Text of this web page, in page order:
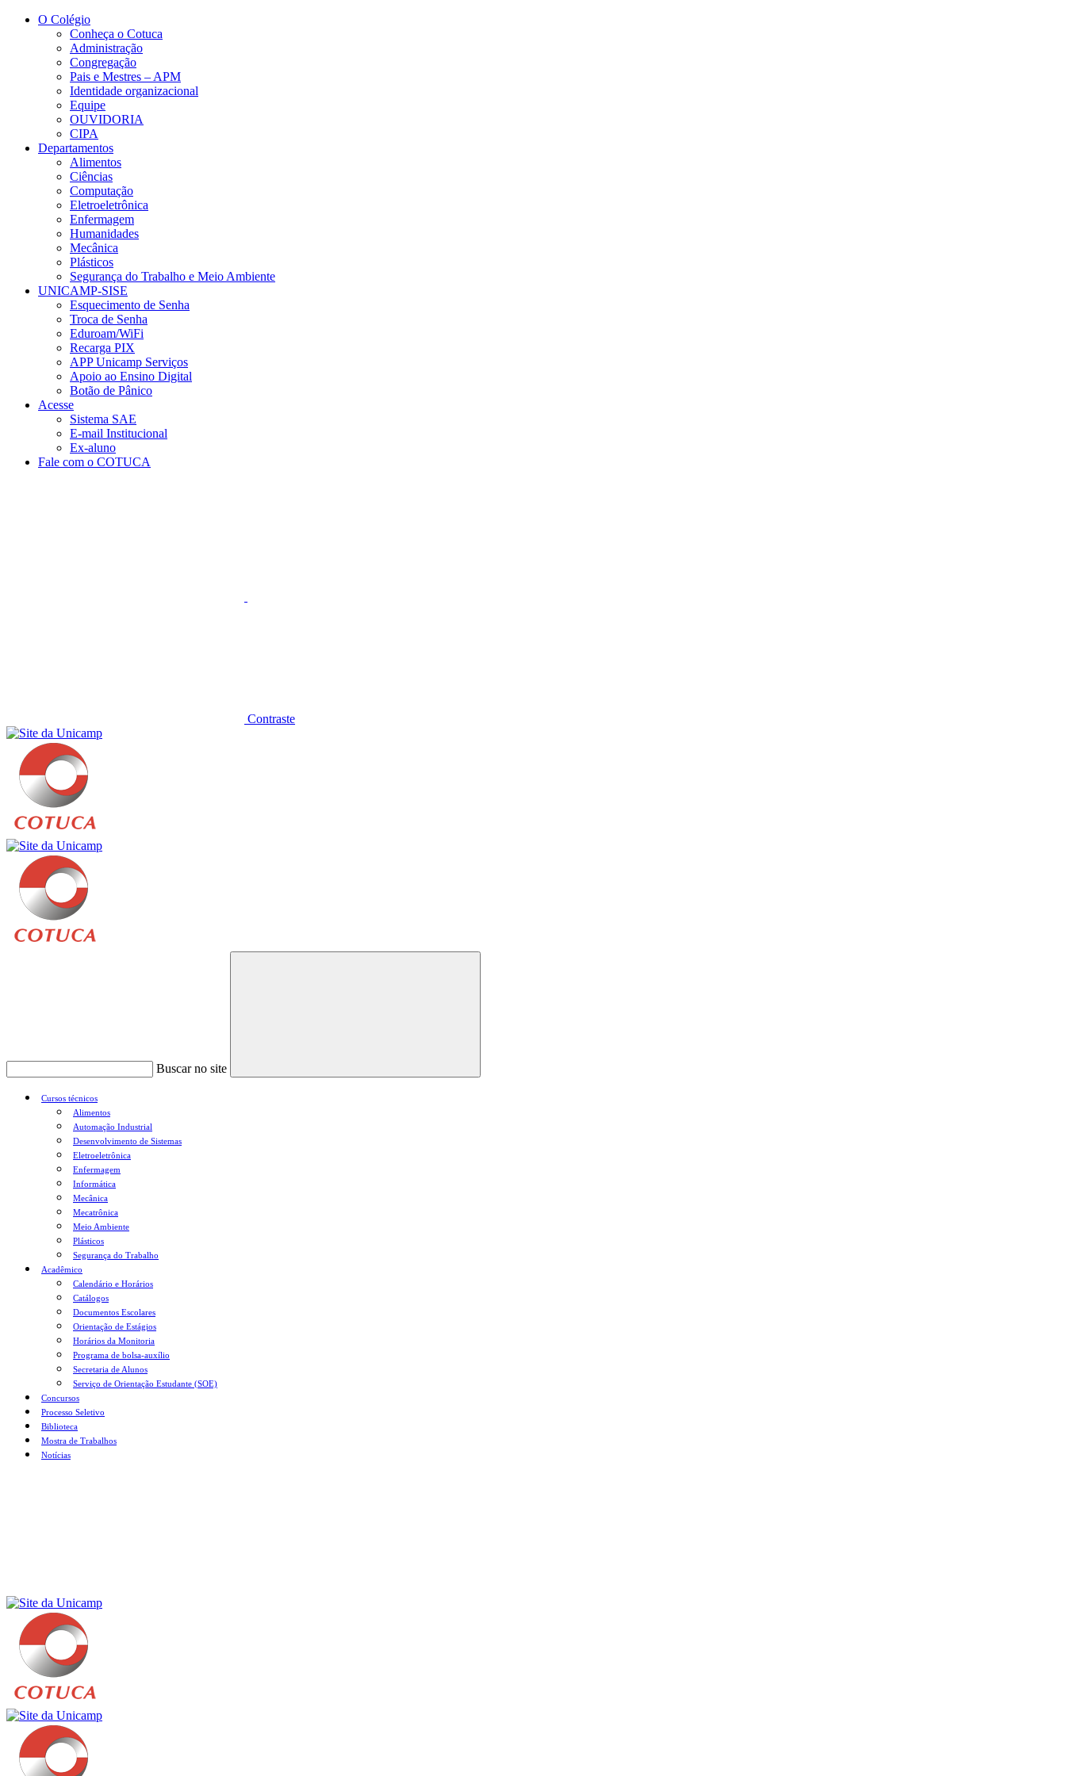
Conteúdo principal
O Colégio
Conheça o Cotuca
Administração
Congregação
Pais e Mestres – APM
Identidade organizacional
Equipe
OUVIDORIA
CIPA
Departamentos
Alimentos
Ciências
Computação
Eletroeletrônica
Enfermagem
Humanidades
Mecânica
Plásticos
Segurança do Trabalho e Meio Ambiente
UNICAMP-SISE
Esquecimento de Senha
Troca de Senha
Eduroam/WiFi
Recarga PIX
APP Unicamp Serviços
Apoio ao Ensino Digital
Botão de Pânico
Acesse
Sistema SAE
E-mail Institucional
Ex-aluno
Fale com o COTUCA
Contraste
Buscar no site
Buscar
Cursos técnicos
Alimentos
Automação Industrial
Desenvolvimento de Sistemas
Eletroeletrônica
Enfermagem
Informática
Mecânica
Mecatrônica
Meio Ambiente
Plásticos
Segurança do Trabalho
Acadêmico
Calendário e Horários
Catálogos
Documentos Escolares
Orientação de Estágios
Horários da Monitoria
Programa de bolsa-auxílio
Secretaria de Alunos
Serviço de Orientação Estudante (SOE)
Concursos
Processo Seletivo
Biblioteca
Mostra de Trabalhos
Notícias